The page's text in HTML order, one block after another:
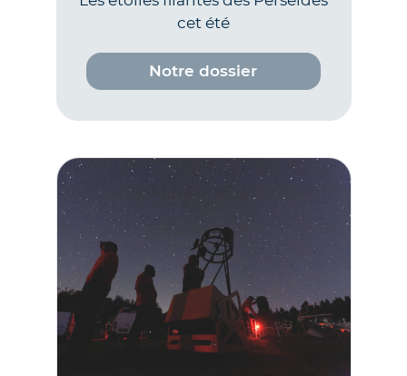
cet été
Notre dossier